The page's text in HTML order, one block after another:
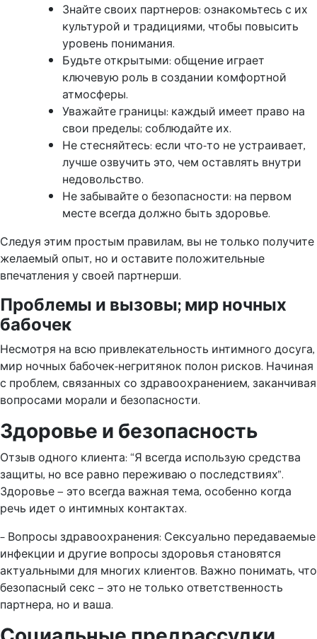
Знайте своих партнеров: ознакомьтесь с их
культурой и традициями, чтобы повысить
уровень понимания.
Будьте открытыми: общение играет
ключевую роль в создании комфортной
атмосферы.
Уважайте границы: каждый имеет право на
свои пределы; соблюдайте их.
Не стесняйтесь: если что-то не устраивает,
лучше озвучить это, чем оставлять внутри
недовольство.
Не забывайте о безопасности: на первом
месте всегда должно быть здоровье.
Следуя этим простым правилам, вы не только получите
желаемый опыт, но и оставите положительные
впечатления у своей партнерши.
Проблемы и вызовы; мир ночных
бабочек
Несмотря на всю привлекательность интимного досуга,
мир ночных бабочек-негритянок полон рисков. Начиная
с проблем, связанных со здравоохранением, заканчивая
вопросами морали и безопасности.
Здоровье и безопасность
Отзыв одного клиента: “Я всегда использую средства
защиты, но все равно переживаю о последствиях”.
Здоровье — это всегда важная тема, особенно когда
речь идет о интимных контактах.
– Вопросы здравоохранения: Сексуально передаваемые
инфекции и другие вопросы здоровья становятся
актуальными для многих клиентов. Важно понимать, что
безопасный секс — это не только ответственность
партнера, но и ваша.